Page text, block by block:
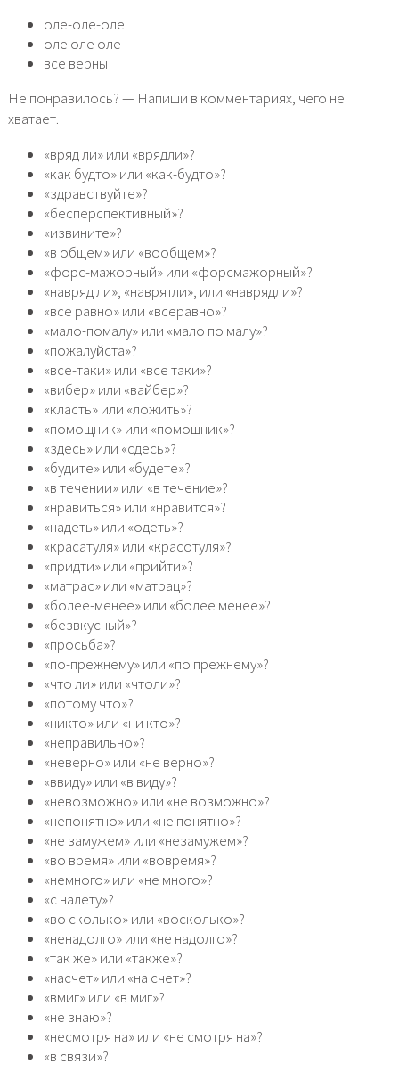
оле-оле-оле
оле оле оле
все верны
Не понравилось? — Напиши в комментариях, чего не
хватает.
«вряд ли» или «врядли»?
«как будто» или «как-будто»?
«здравствуйте»?
«бесперспективный»?
«извините»?
«в общем» или «вообщем»?
«форс-мажорный» или «форсмажорный»?
«навряд ли», «наврятли», или «наврядли»?
«все равно» или «всеравно»?
«мало-помалу» или «мало по малу»?
«пожалуйста»?
«все-таки» или «все таки»?
«вибер» или «вайбер»?
«класть» или «ложить»?
«помощник» или «помошник»?
«здесь» или «сдесь»?
«будите» или «будете»?
«в течении» или «в течение»?
«нравиться» или «нравится»?
«надеть» или «одеть»?
«красатуля» или «красотуля»?
«придти» или «прийти»?
«матрас» или «матрац»?
«более-менее» или «более менее»?
«безвкусный»?
«просьба»?
«по-прежнему» или «по прежнему»?
«что ли» или «чтоли»?
«потому что»?
«никто» или «ни кто»?
«неправильно»?
«неверно» или «не верно»?
«ввиду» или «в виду»?
«невозможно» или «не возможно»?
«непонятно» или «не понятно»?
«не замужем» или «незамужем»?
«во время» или «вовремя»?
«немного» или «не много»?
«с налету»?
«во сколько» или «восколько»?
«ненадолго» или «не надолго»?
«так же» или «также»?
«насчет» или «на счет»?
«вмиг» или «в миг»?
«не знаю»?
«несмотря на» или «не смотря на»?
«в связи»?